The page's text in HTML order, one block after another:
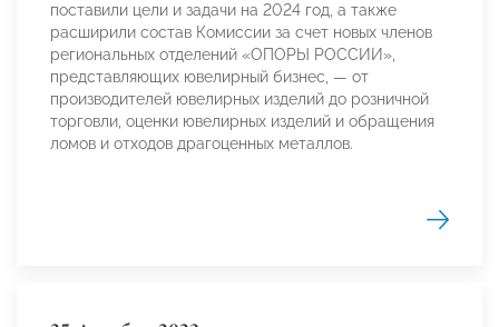
поставили цели и задачи на 2024 год, а также
расширили состав Комиссии за счет новых членов
региональных отделений «ОПОРЫ РОССИИ»,
представляющих ювелирный бизнес, — от
производителей ювелирных изделий до розничной
торговли, оценки ювелирных изделий и обращения
ломов и отходов драгоценных металлов.